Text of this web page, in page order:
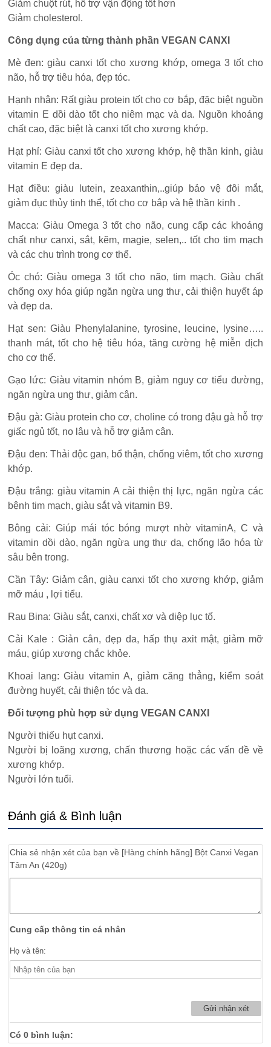
Giảm chuột rút, hỗ trợ vận động tốt hơn
Giảm cholesterol.
Công dụng của từng thành phần VEGAN CANXI
Mè đen: giàu canxi tốt cho xương khớp, omega 3 tốt cho
não, hỗ trợ tiêu hóa, đẹp tóc.
Hạnh nhân: Rất giàu protein tốt cho cơ bắp, đặc biệt nguồn
vitamin E dồi dào tốt cho niêm mạc và da. Nguồn khoáng
chất cao, đặc biệt là canxi tốt cho xương khớp.
Hạt phỉ: Giàu canxi tốt cho xương khớp, hệ thần kinh, giàu
vitamin E đẹp da.
Hạt điều: giàu lutein, zeaxanthin,..giúp bảo vệ đôi mắt,
giảm đục thủy tinh thể, tốt cho cơ bắp và hệ thần kinh .
Macca: Giàu Omega 3 tốt cho não, cung cấp các khoáng
chất như canxi, sắt, kẽm, magie, selen,.. tốt cho tim mạch
và các chu trình trong cơ thể.
Óc chó: Giàu omega 3 tốt cho não, tim mạch. Giàu chất
chống oxy hóa giúp ngăn ngừa ung thư, cải thiện huyết áp
và đẹp da.
Hạt sen: Giàu Phenylalanine, tyrosine, leucine, lysine…..
thanh mát, tốt cho hệ tiêu hóa, tăng cường hệ miễn dịch
cho cơ thể.
Gạo lức: Giàu vitamin nhóm B, giảm nguy cơ tiểu đường,
ngăn ngừa ung thư, giảm cân.
Đậu gà: Giàu protein cho cơ, choline có trong đậu gà hỗ trợ
giấc ngủ tốt, no lâu và hỗ trợ giảm cân.
Đậu đen: Thải độc gan, bổ thận, chống viêm, tốt cho xương
khớp.
Đậu trắng: giàu vitamin A cải thiện thị lực, ngăn ngừa các
bệnh tim mạch, giàu sắt và vitamin B9.
Bông cải: Giúp mái tóc bóng mượt nhờ vitaminA, C và
vitamin dồi dào, ngăn ngừa ung thư da, chống lão hóa từ
sâu bên trong.
Cần Tây: Giảm cân, giàu canxi tốt cho xương khớp, giảm
mỡ máu , lợi tiểu.
Rau Bina: Giàu sắt, canxi, chất xơ và diệp lục tố.
Cải Kale : Giản cân, đẹp da, hấp thụ axit mật, giảm mỡ
máu, giúp xương chắc khỏe.
Khoai lang: Giàu vitamin A, giảm căng thẳng, kiểm soát
đường huyết, cải thiện tóc và da.
Đối tượng phù hợp sử dụng VEGAN CANXI
Người thiếu hụt canxi.
Người bị loãng xương, chấn thương hoặc các vấn đề về
xương khớp.
Người lớn tuổi.
Đánh giá & Bình luận
Chia sẻ nhận xét của bạn về [Hàng chính hãng] Bột Canxi Vegan
Tâm An (420g)
Cung cấp thông tin cá nhân
Họ và tên:
Có0 bình luận: